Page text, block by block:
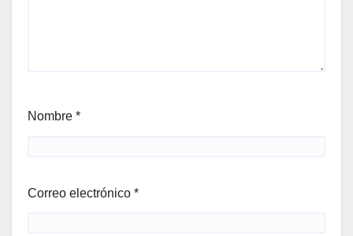
Nombre *
Correo electrónico *